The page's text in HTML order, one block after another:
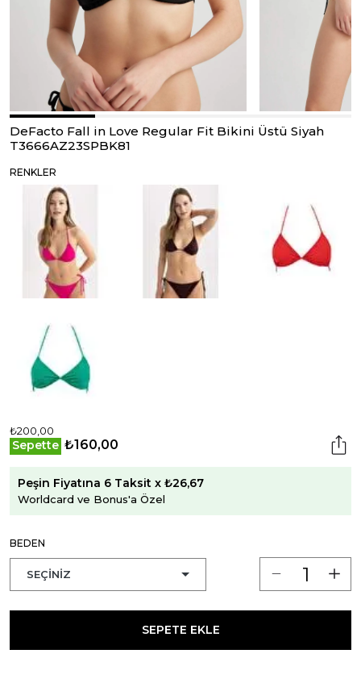
DeFacto Fall in Love Regular Fit Bikini Üstü Siyah
T3666AZ23SPBK81
RENKLER
₺200,00
Sepette ₺160,00
Peşin Fiyatına 6 Taksit x ₺26,67
Worldcard ve Bonus'a Özel
BEDEN
SEPETE EKLE